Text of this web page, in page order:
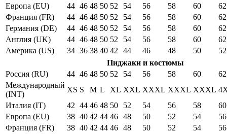
Европа (EU)
44 46 48 50 52 54 56 58 60
62
Франция (FR)
44 46 48 50 52 54 56 58 60
62
Германия (DE)
44 46 48 50 52 54 56 58 60
62
Англия (UK)
44 46 48 50 52 54 56 58 60
62
Америка (US)
34 36 38 40 42 44 46 48 50
52
Пиджаки и костюмы
Россия (RU)
44 46 48 50 52 54 56 58 60
62
Международный
(INT)
XS S M L XL XXL XXXL XXXL XXXL
Италия (IT)
42 44 46 48 50 52 54 56 58
60
Европа (EU)
38 40 42 44 46 48 50 52 54
56
Франция (FR)
38 40 42 44 46 48 50 52 54
56